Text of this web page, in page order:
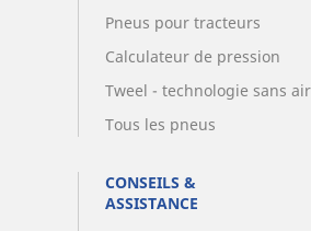
Pneus pour tracteurs
Calculateur de pression
Tweel - technologie sans air
Tous les pneus
CONSEILS &
ASSISTANCE